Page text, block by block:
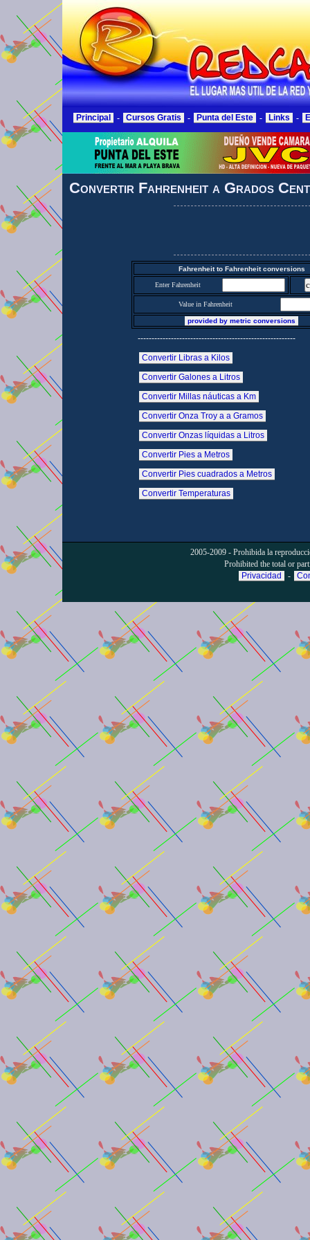
Principal - Cursos Gratis - Punta del Este - Links -
Convertir Fahrenheit a Grados
Fahrenheit to Fahrenheit conversions
Enter Fahrenheit
Value in Fahrenheit
provided by metric conversions
---------------------------------------------------------
Convertir Libras a Kilos
Convertir Galones a Litros
Convertir Millas náuticas a Km
Convertir Onza Troy a a Gramos
Convertir Onzas líquidas a Litros
Convertir Pies a Metros
Convertir Pies cuadrados a Metros
Convertir Temperaturas
2005-2009 - Prohibida la
Prohibited the total or
Privacidad
-